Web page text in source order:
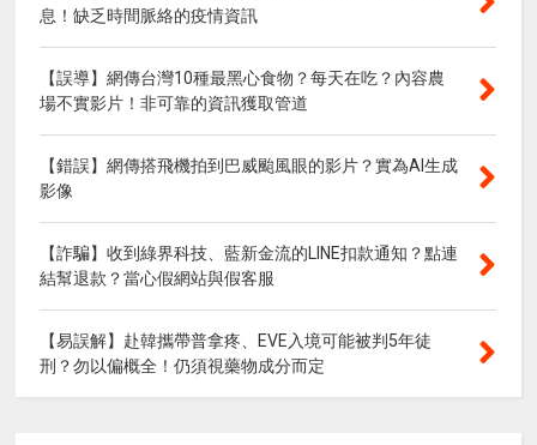
息！缺乏時間脈絡的疫情資訊
【誤導】網傳台灣10種最黑心食物？每天在吃？內容農
場不實影片！非可靠的資訊獲取管道
【錯誤】網傳搭飛機拍到巴威颱風眼的影片？實為AI生成
影像
【詐騙】收到綠界科技、藍新金流的LINE扣款通知？點連
結幫退款？當心假網站與假客服
【易誤解】赴韓攜帶普拿疼、EVE入境可能被判5年徒
刑？勿以偏概全！仍須視藥物成分而定